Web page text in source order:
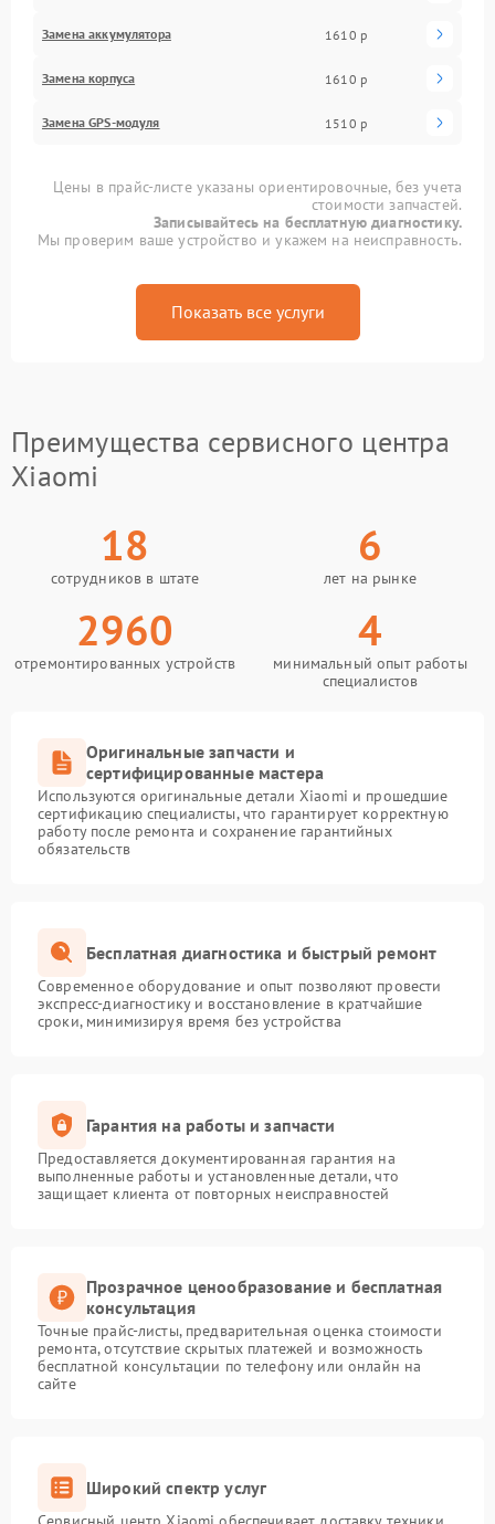
Замена аккумулятора 1610 р
Замена корпуса 1610 р
Замена GPS-модуля 1510 р
Цены в прайс-листе указаны ориентировочные, без учета
стоимости запчастей.
Записывайтесь на бесплатную диагностику.
Мы проверим ваше устройство и укажем на неисправность.
Показать все услуги
Преимущества сервисного центра
Xiaomi
18
сотрудников в штате
6
лет на рынке
2960
отремонтированных устройств
4
минимальный опыт работы
специалистов
Оригинальные запчасти и
сертифицированные мастера
Используются оригинальные детали Xiaomi и прошедшие
сертификацию специалисты, что гарантирует корректную
работу после ремонта и сохранение гарантийных
обязательств
Бесплатная диагностика и быстрый ремонт
Современное оборудование и опыт позволяют провести
экспресс-диагностику и восстановление в кратчайшие
сроки, минимизируя время без устройства
Гарантия на работы и запчасти
Предоставляется документированная гарантия на
выполненные работы и установленные детали, что
защищает клиента от повторных неисправностей
Прозрачное ценообразование и бесплатная
консультация
Точные прайс-листы, предварительная оценка стоимости
ремонта, отсутствие скрытых платежей и возможность
бесплатной консультации по телефону или онлайн на
сайте
Широкий спектр услуг